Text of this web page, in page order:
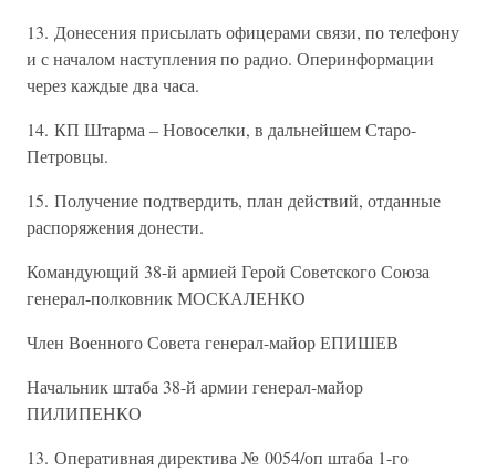
13. Донесения присылать офицерами связи, по телефону
и с началом наступления по радио. Оперинформации
через каждые два часа.
14. КП Штарма – Новоселки, в дальнейшем Старо-
Петровцы.
15. Получение подтвердить, план действий, отданные
распоряжения донести.
Командующий 38-й армией Герой Советского Союза
генерал-полковник МОСКАЛЕНКО
Член Военного Совета генерал-майор ЕПИШЕВ
Начальник штаба 38-й армии генерал-майор
ПИЛИПЕНКО
13. Оперативная директива № 0054/оп штаба 1-го